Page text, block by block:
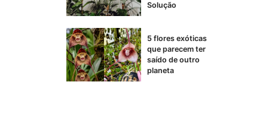
Solução
5 flores exóticas
que parecem ter
saído de outro
planeta